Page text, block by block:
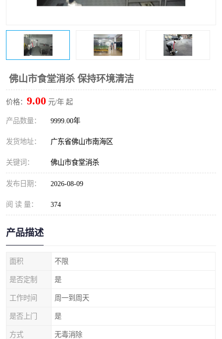
佛山市食堂消杀 保持环境清洁
价格： 9.00 元/年 起
产品数量： 9999.00年
发货地址： 广东省佛山市南海区
关键词： 佛山市食堂消杀
发布日期： 2026-08-09
阅 读 量： 374
产品描述
面积 不限
是否定制 是
工作时间 周一到周天
是否上门 是
方式 无毒消除